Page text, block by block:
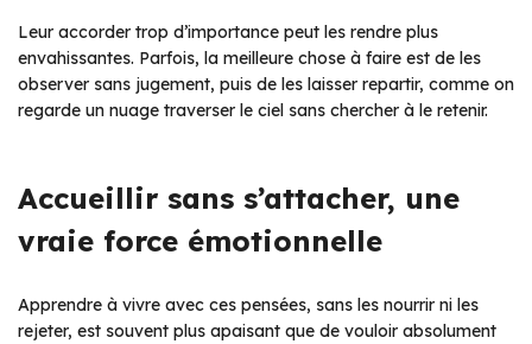
Leur accorder trop d’importance peut les rendre plus
envahissantes. Parfois, la meilleure chose à faire est de les
observer sans jugement, puis de les laisser repartir, comme on
regarde un nuage traverser le ciel sans chercher à le retenir.
Accueillir sans s’attacher, une
vraie force émotionnelle
Apprendre à vivre avec ces pensées, sans les nourrir ni les
rejeter, est souvent plus apaisant que de vouloir absolument